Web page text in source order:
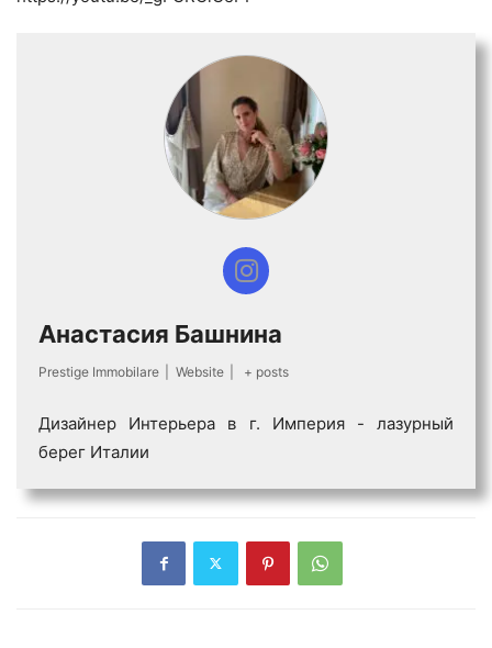
Анастасия Башнина
Prestige Immobilare Website + posts
Дизайнер Интерьера в г. Империя - лазурный
берег Италии